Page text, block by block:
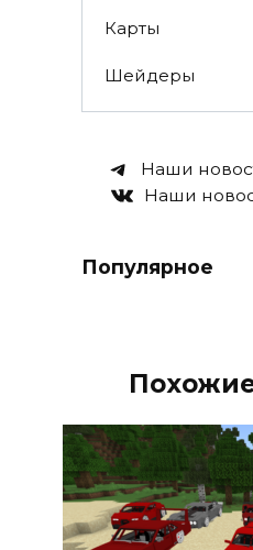
Карты
Шейдеры
Наши
Наши
Популярное